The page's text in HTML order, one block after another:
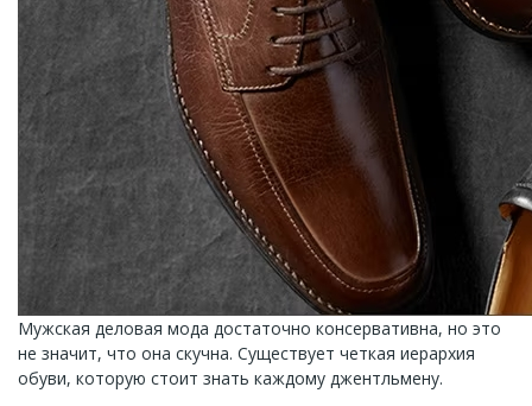
Мужская деловая мода достаточно консервативна, но это
не значит, что она скучна. Существует четкая иерархия
обуви, которую стоит знать каждому джентльмену.